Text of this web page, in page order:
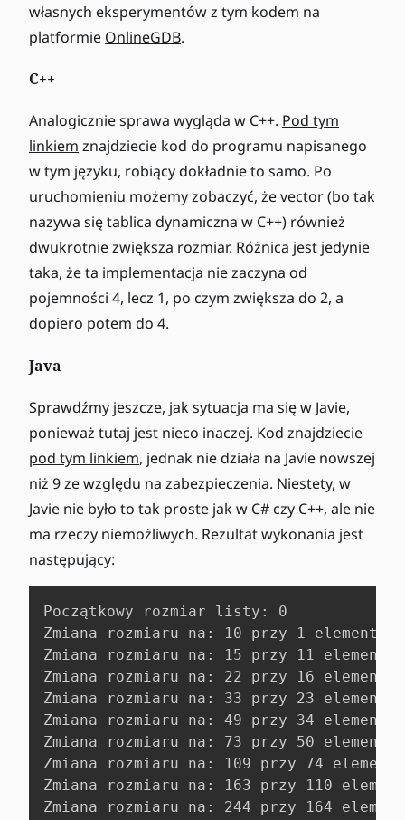
własnych eksperymentów z tym kodem na
platformie OnlineGDB.
C++
Analogicznie sprawa wygląda w C++. Pod tym
linkiem znajdziecie kod do programu napisanego
w tym języku, robiący dokładnie to samo. Po
uruchomieniu możemy zobaczyć, że vector (bo tak
nazywa się tablica dynamiczna w C++) również
dwukrotnie zwiększa rozmiar. Różnica jest jedynie
taka, że ta implementacja nie zaczyna od
pojemności 4, lecz 1, po czym zwiększa do 2, a
dopiero potem do 4.
Java
Sprawdźmy jeszcze, jak sytuacja ma się w Javie,
ponieważ tutaj jest nieco inaczej. Kod znajdziecie
pod tym linkiem, jednak nie działa na Javie nowszej
niż 9 ze względu na zabezpieczenia. Niestety, w
Javie nie było to tak proste jak w C# czy C++, ale nie
ma rzeczy niemożliwych. Rezultat wykonania jest
następujący:
Początkowy rozmiar listy: 0
Zmiana rozmiaru na: 10 przy 1 elementach
Zmiana rozmiaru na: 15 przy 11
Zmiana rozmiaru na: 22 przy 16
Zmiana rozmiaru na: 33 przy 23
Zmiana rozmiaru na: 49 przy 34
Zmiana rozmiaru na: 73 przy 50
Zmiana rozmiaru na: 109 przy 74
Zmiana rozmiaru na: 163 przy 110
Zmiana rozmiaru na: 244 przy 164